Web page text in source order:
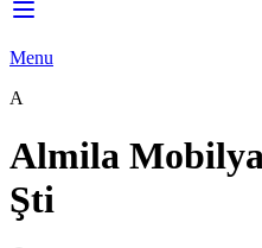
Menu
A
Almila
Şti